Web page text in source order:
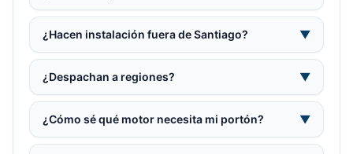
¿Hacen instalación fuera de Santiago? ▼
¿Despachan a regiones? ▼
¿Cómo sé qué motor necesita mi portón? ▼